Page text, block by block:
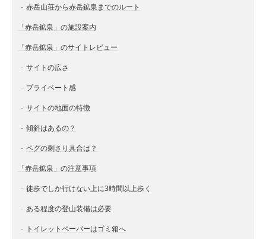
赤岳山荘から赤岳鉱泉までのルート
「赤岳鉱泉」の施設案内
「赤岳鉱泉」のサイトレビュー
サイトの広さ
プライベート感
サイトの地面の特徴
傾斜はあるの？
ペグの刺さり具合は？
「赤岳鉱泉」の注意事項
徒歩でしか行けない上に3時間以上歩く
ある程度の登山装備は必要
トイレットペーパーはゴミ箱へ